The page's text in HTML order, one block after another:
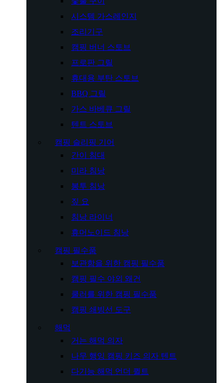
시스템 가스레인지
조리기구
캠핑 버너 스토브
프로판 그릴
휴대용 부탄 스토브
BBQ 그릴
가스 바베큐 그릴
텐트 스토브
캠핑 슬리핑 기어
간이 침대
미라 침낭
봉투 침낭
짚 요
침낭 라이너
휴머노이드 침낭
캠핑 필수품
보관함을 위한 캠핑 필수품
캠핑 필수 야외 왜건
쿨러를 위한 캠핑 필수품
캠핑 쇄빙선 도구
해먹
거는 해먹 의자
나무 행잉 캠핑 키즈 의자 텐트
다기능 해먹 언더 퀼트